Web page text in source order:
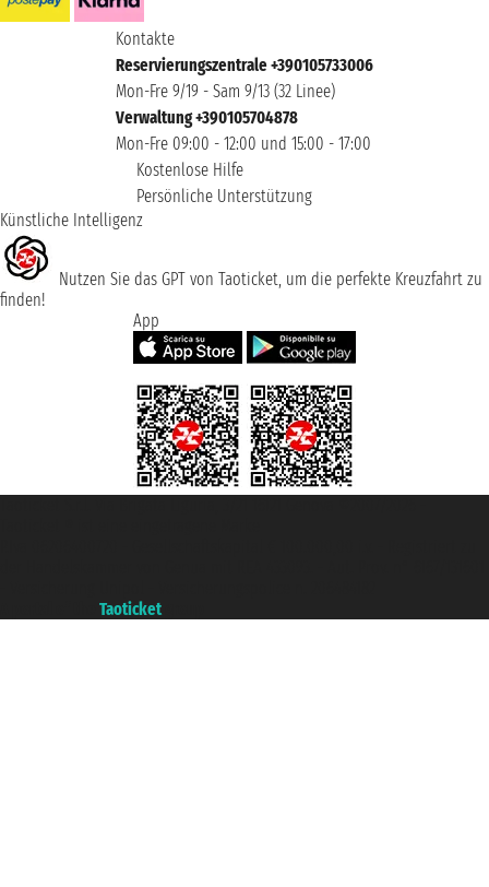
Kontakte
Reservierungszentrale +390105733006
Mon-Fre 9/19 - Sam 9/13 (32 Linee)
Verwaltung +390105704878
Mon-Fre 09:00 - 12:00 und 15:00 - 17:00
Kostenlose Hilfe
Persönliche Unterstützung
Künstliche Intelligenz
Nutzen Sie das GPT von Taoticket, um die perfekte Kreuzfahrt zu
finden!
App
Taoticket